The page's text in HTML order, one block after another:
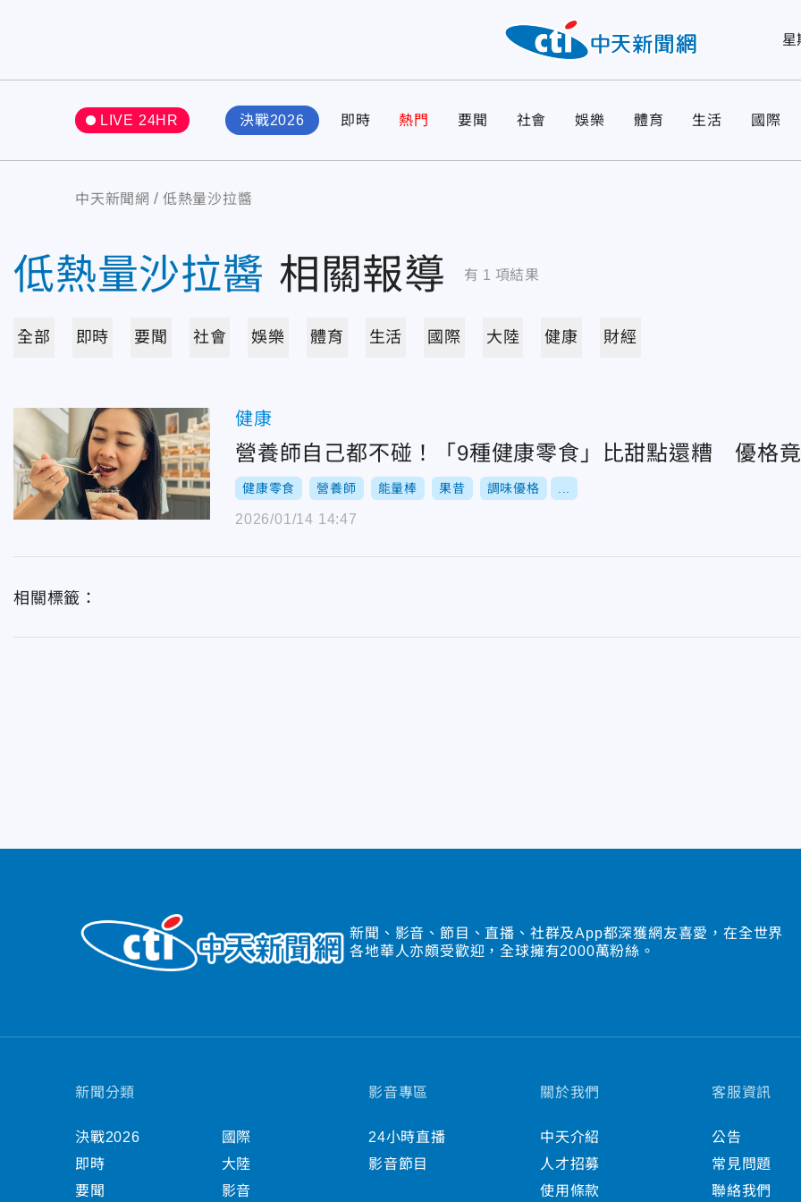
星
LIVE 24HR 決戰2026 即時 熱門 要聞 社會 娛樂 體育 生活 國際
中天新聞網 低熱量沙拉醬
低熱量沙拉醬 相關報導 有 1 項結果
全部 即時 要聞 社會 娛樂 體育 生活 國際 大陸 健康 財經
健康
營養師自己都不碰！「9種健康零食」比甜點還糟 優格
健康零食 營養師 能量棒 果昔 調味優格
2026/01/14 14:47
相關標籤：
新聞、影音、節目、直播、社群及App都深獲網友喜愛，在全世界
各地華人亦頗受歡迎，全球擁有2000萬粉絲。
新聞分類
決戰2026
即時
要聞
國際
大陸
影音
影音專區
24小時直播
影音節目
關於我們
中天介紹
人才招募
使用條款
客服資訊
公告
常見問題
聯絡我們